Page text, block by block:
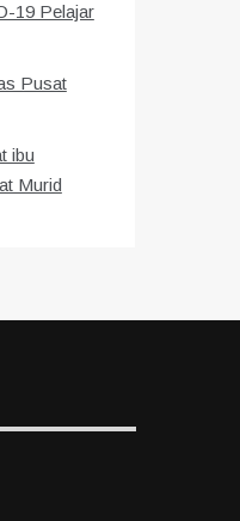
19 Pelajar
Pusat
ibu
Murid